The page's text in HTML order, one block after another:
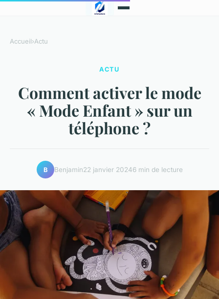
Accueil›Actu
ACTU
Comment activer le mode
« Mode Enfant » sur un
téléphone ?
B Benjamin22 janvier 20246 min de lecture